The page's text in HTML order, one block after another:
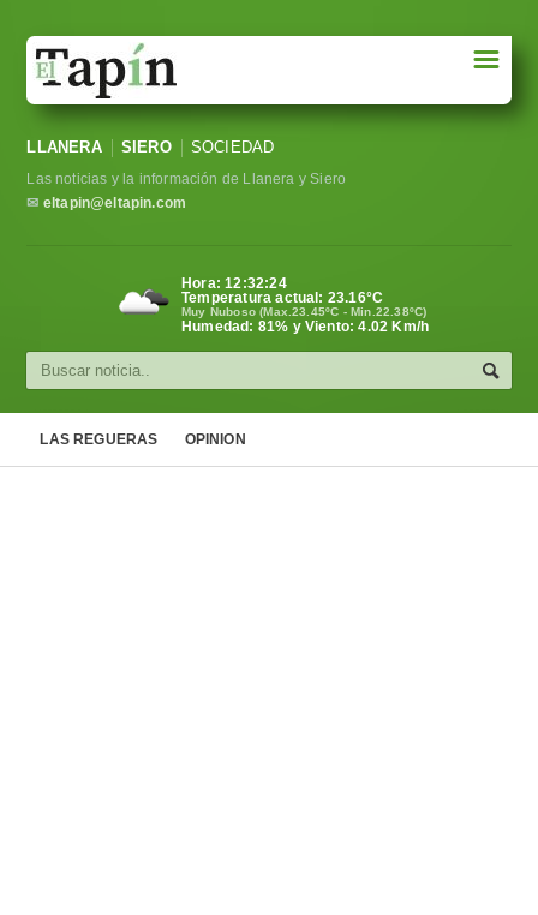
Sociedad
Política
Cultura
☰
LLANERA SIERO SOCIEDAD
Las noticias y la información de Llanera y Siero
✉ eltapin@eltapin.com
Hora:12:32:25
Temperatura actual: 23.16°C
Muy Nuboso (Max.23.45ºC - Min.22.38ºC)
Humedad: 81% y Viento: 4.02 Km/h
LAS REGUERAS OPINION